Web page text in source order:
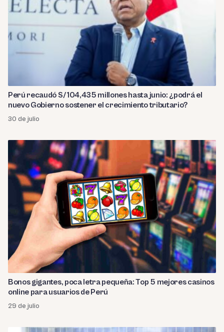
Perú recaudó S/ 104,435 millones hasta junio: ¿podrá el
nuevo Gobierno sostener el crecimiento tributario?
30 de julio
Bonos gigantes, poca letra pequeña: Top 5 mejores casinos
online para usuarios de Perú
29 de julio